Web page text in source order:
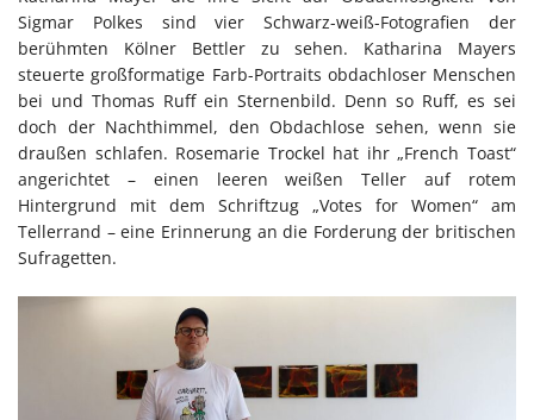
Sigmar Polkes sind vier Schwarz-weiß-Fotografien der
berühmten Kölner Bettler zu sehen. Katharina Mayers
steuerte großformatige Farb-Portraits obdachloser Menschen
bei und Thomas Ruff ein Sternenbild. Denn so Ruff, es sei
doch der Nachthimmel, den Obdachlose sehen, wenn sie
draußen schlafen. Rosemarie Trockel hat ihr „French Toast“
angerichtet – einen leeren weißen Teller auf rotem
Hintergrund mit dem Schriftzug „Votes for Women“ am
Tellerrand – eine Erinnerung an die Forderung der britischen
Sufragetten.